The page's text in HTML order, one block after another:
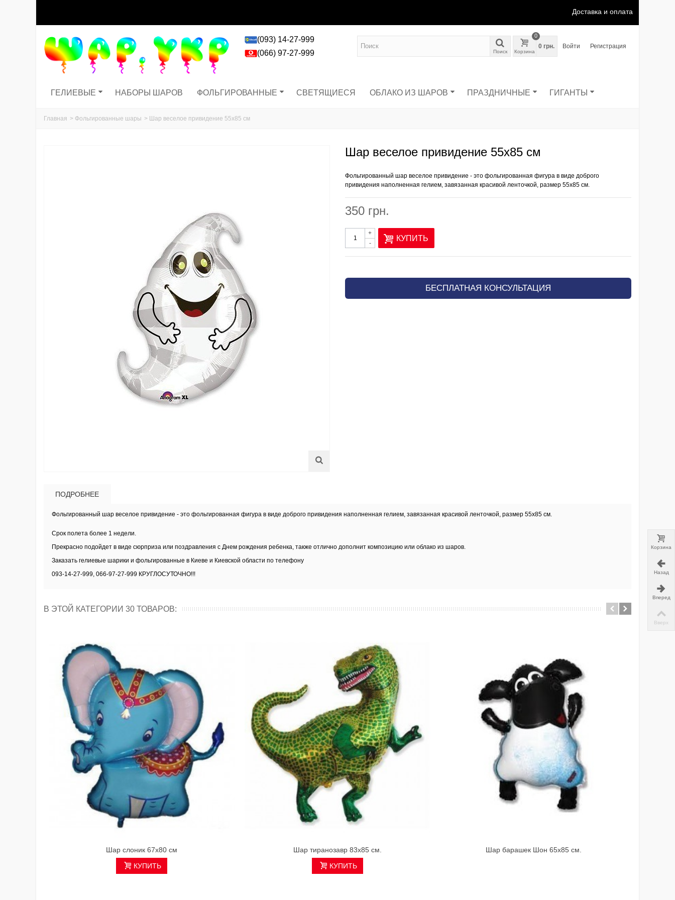
Доставка и оплата
(093) 14-27-999
(066) 97-27-999
Поиск Корзина
0
0 грн. Войти Регистрация
ГЕЛИЕВЫЕ НАБОРЫ ШАРОВ ФОЛЬГИРОВАННЫЕ СВЕТЯЩИЕСЯ ОБЛАКО ИЗ ШАРОВ ПРАЗДНИЧНЫЕ ГИГАНТЫ
Главная > Фольгированные шары > Шар веселое привидение 55х85 см
Шар веселое привидение 55х85 см
Фольгированный шар веселое привидение - это фольгированная фигура в виде доброго
привидения наполненная гелием, завязанная красивой ленточкой, размер 55х85 см.
350 грн.
-
+
КУПИТЬ
БЕСПЛАТНАЯ КОНСУЛЬТАЦИЯ
ПОДРОБНЕЕ
Фольгированный шар веселое привидение - это фольгированная фигура в виде доброго привидения наполненная гелием, завязанная красивой ленточкой, размер 55х85 см.
Срок полета более 1 недели.
Прекрасно подойдет в виде сюрприза или поздравления с Днем рождения ребенка, также отлично дополнит композицию или облако из шаров.
Заказать гелиевые шарики и фольгированные в Киеве и Киевской области по телефону
093-14-27-999, 066-97-27-999 КРУГЛОСУТОЧНО!!!
В ЭТОЙ КАТЕГОРИИ 30 ТОВАРОВ:
Шар слоник 67х80 см
КУПИТЬ
Шар тиранозавр 83х85 см.
КУПИТЬ
Шар барашек Шон 65х85 см.
Корзина
Назад
Вперед
Вверх